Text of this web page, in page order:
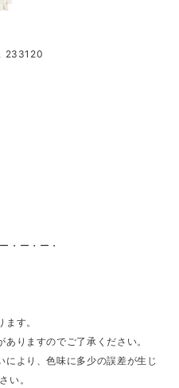
233120
・ー・ー・
す。
りますのでご了承ください。
より、色味に多少の誤差が生じ
い。